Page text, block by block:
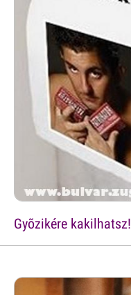
Gyõzikére kakilhatsz!